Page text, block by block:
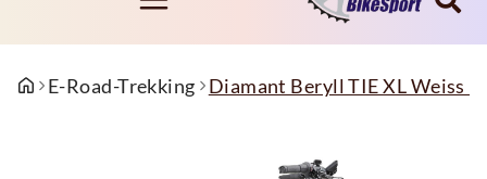
E-Road-Trekking Diamant Beryll TIE XL Weiss